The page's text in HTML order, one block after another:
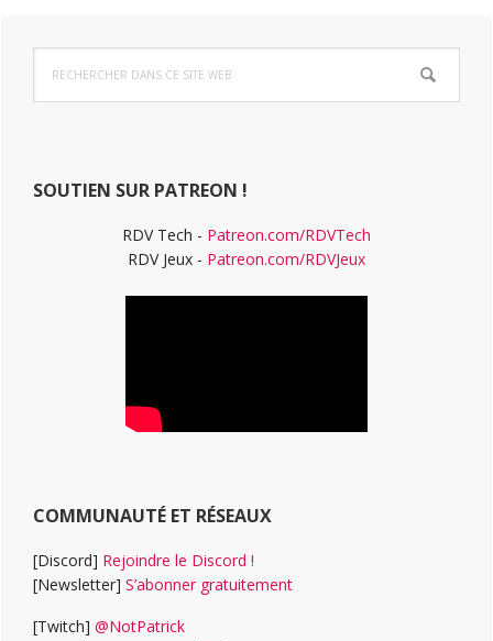
Barre
latérale
dans
ce
SOUTIEN SUR PATREON !
RDV Tech - Patreon.com/RDVTech
RDV Jeux - Patreon.com/RDVJeux
COMMUNAUTÉ ET RÉSEAUX
[Discord] Rejoindre le Discord !
[Newsletter] S’abonner gratuitement
[Twitch] @NotPatrick